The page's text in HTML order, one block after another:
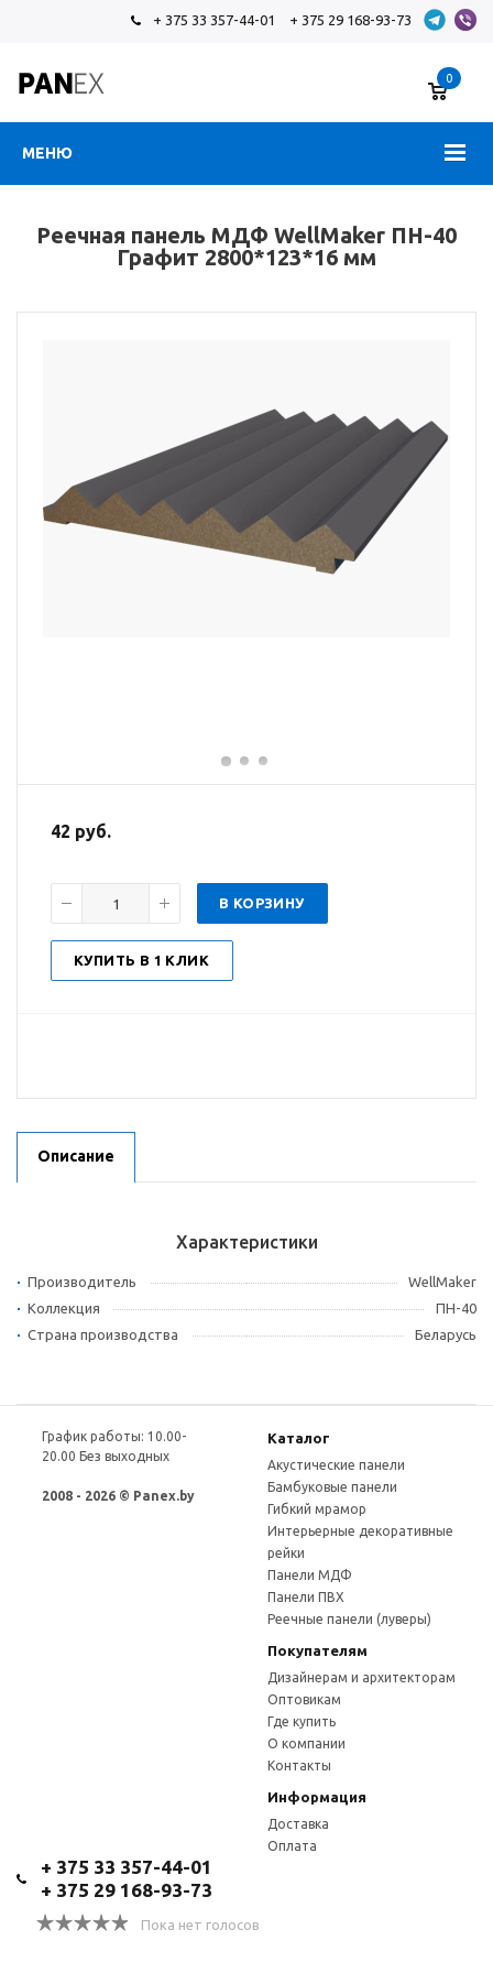
+ 375 33 357-44-01 + 375 29 168-93-73
МЕНЮ
0
Реечная панель МДФ WellMaker ПН-40
Графит 2800*123*16 мм
42 руб.
В КОРЗИНУ
КУПИТЬ В 1 КЛИК
Описание
Характеристики
Производитель
WellMaker
Коллекция
ПН-40
Страна производства
Беларусь
График работы: 10.00-
20.00 Без выходных
2008 - 2026 © Panex.by
Каталог
Акустические панели
Бамбуковые панели
Гибкий мрамор
Интерьерные декоративные
рейки
Панели МДФ
Панели ПВХ
Реечные панели (луверы)
Покупателям
Дизайнерам и архитекторам
Оптовикам
Где купить
О компании
Контакты
Информация
Доставка
Оплата
Пока нет голосов
+ 375 33 357-44-01
+ 375 29 168-93-73